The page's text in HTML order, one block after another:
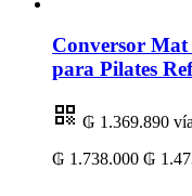
Conversor Mat
para Pilates
₲ 1.369.890
₲ 1.738.000 ₲